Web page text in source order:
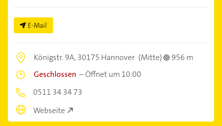
E-Mail
Königstr. 9A,30175 Hannover (Mitte)
956 m
Geschlossen –Öffnet um 10:00
0511 34 34 73
Webseite